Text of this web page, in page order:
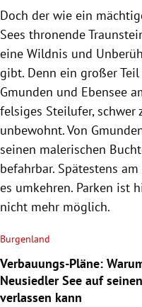
Doch der wie ein
Sees thronende
eine Wildnis und
gibt. Denn ein großer
Gmunden und Ebensee
felsiges Steilufer, schwer
unbewohnt. Von
seinen malerischen
befahrbar. Spätestens
es umkehren. Parken ist
nicht mehr möglich.
Burgenland
Verbauungs-Pläne:
Neusiedler See auf
verlassen kann